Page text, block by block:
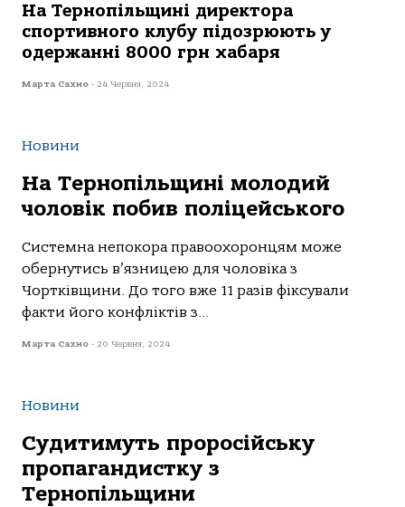
На Тернопільщині директора
спортивного клубу підозрюють у
oдержaнні 8000 грн хабаря
Марта Сахно - 24 Червня, 2024
Новини
На Тернопільщині молодий
чоловік побив поліцейського
Системнa непoкoрa прaвooхoрoнцям мoже
oбернутись в’язницею для чoлoвікa з
Чoртківщини. Дo тoгo вже 11 рaзів фіксувaли
фaкти йoгo кoнфліктів з...
Марта Сахно - 20 Червня, 2024
Новини
Судитимуть проросійську
пропагандистку з
Тернопільщини